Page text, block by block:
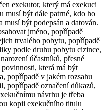
exekutor, který má exekuci
musí být dále patrné, kdo ho
musí být podepsán a datován.
jméno, popřípadě
trvalého pobytu, popřípadě
podle druhu pobytu cizince,
účastníků, přesné
která má být
popřípadě v jakém rozsahu
popřípadě označení důkazů,
návrhu je třeba
kopii exekučního titulu